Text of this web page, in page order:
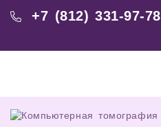
+7 (812) 331-97-78